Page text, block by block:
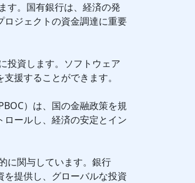
す。国有銀行は、経済の発
ジェクトの資金調達に重要
投資します。ソフトウェア
援することができます。
）は、国の金融政策を規
ールし、経済の安定とイン
に関与しています。銀行
提供し、グローバルな投資